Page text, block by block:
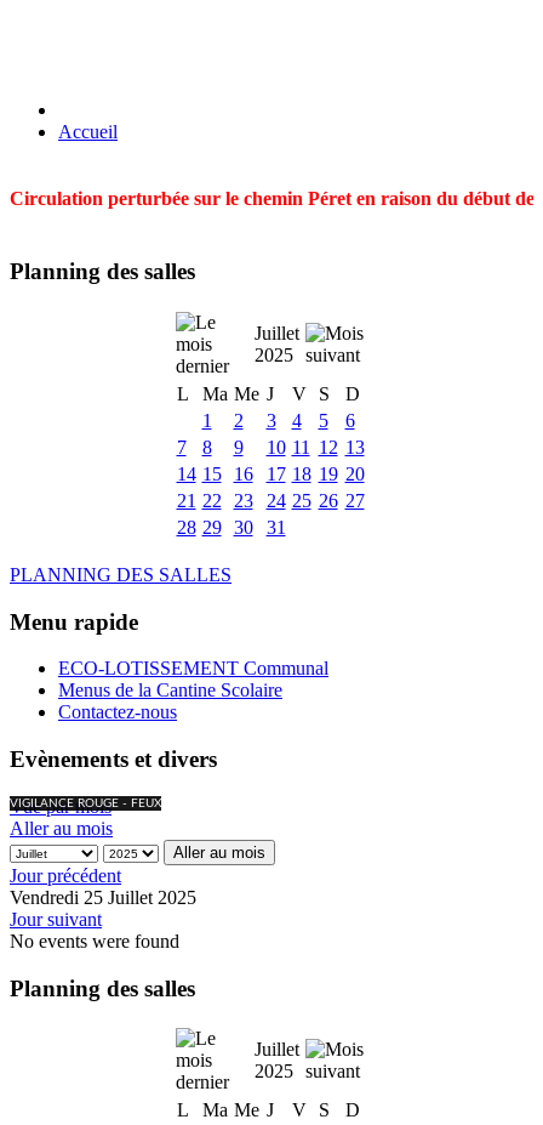
Accueil
Circulation perturbée sur le chemin Péret en raison du début
Planning des salles
Juillet
2025
L
Ma Me J V S
D
1
2 3 4 5
6
7
8 9 10 11 12 13
14 15 16 17 18 19 20
21 22 23 24 25 26 27
28 29 30 31
PLANNING DES SALLES
Menu rapide
ECO-LOTISSEMENT Communal
Menus de la Cantine Scolaire
Contactez-nous
Evènements et divers
VIGILANCE ROUGE - FEUX
Vue par mois
Aller au mois
Aller au mois
Jour précédent
Vendredi 25 Juillet 2025
Jour suivant
No events were found
Planning des salles
Juillet
2025
L
Ma Me J V S
D